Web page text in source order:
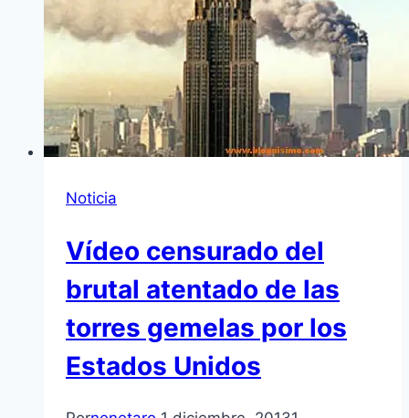
Noticia
Vídeo censurado del
brutal atentado de las
torres gemelas por los
Estados Unidos